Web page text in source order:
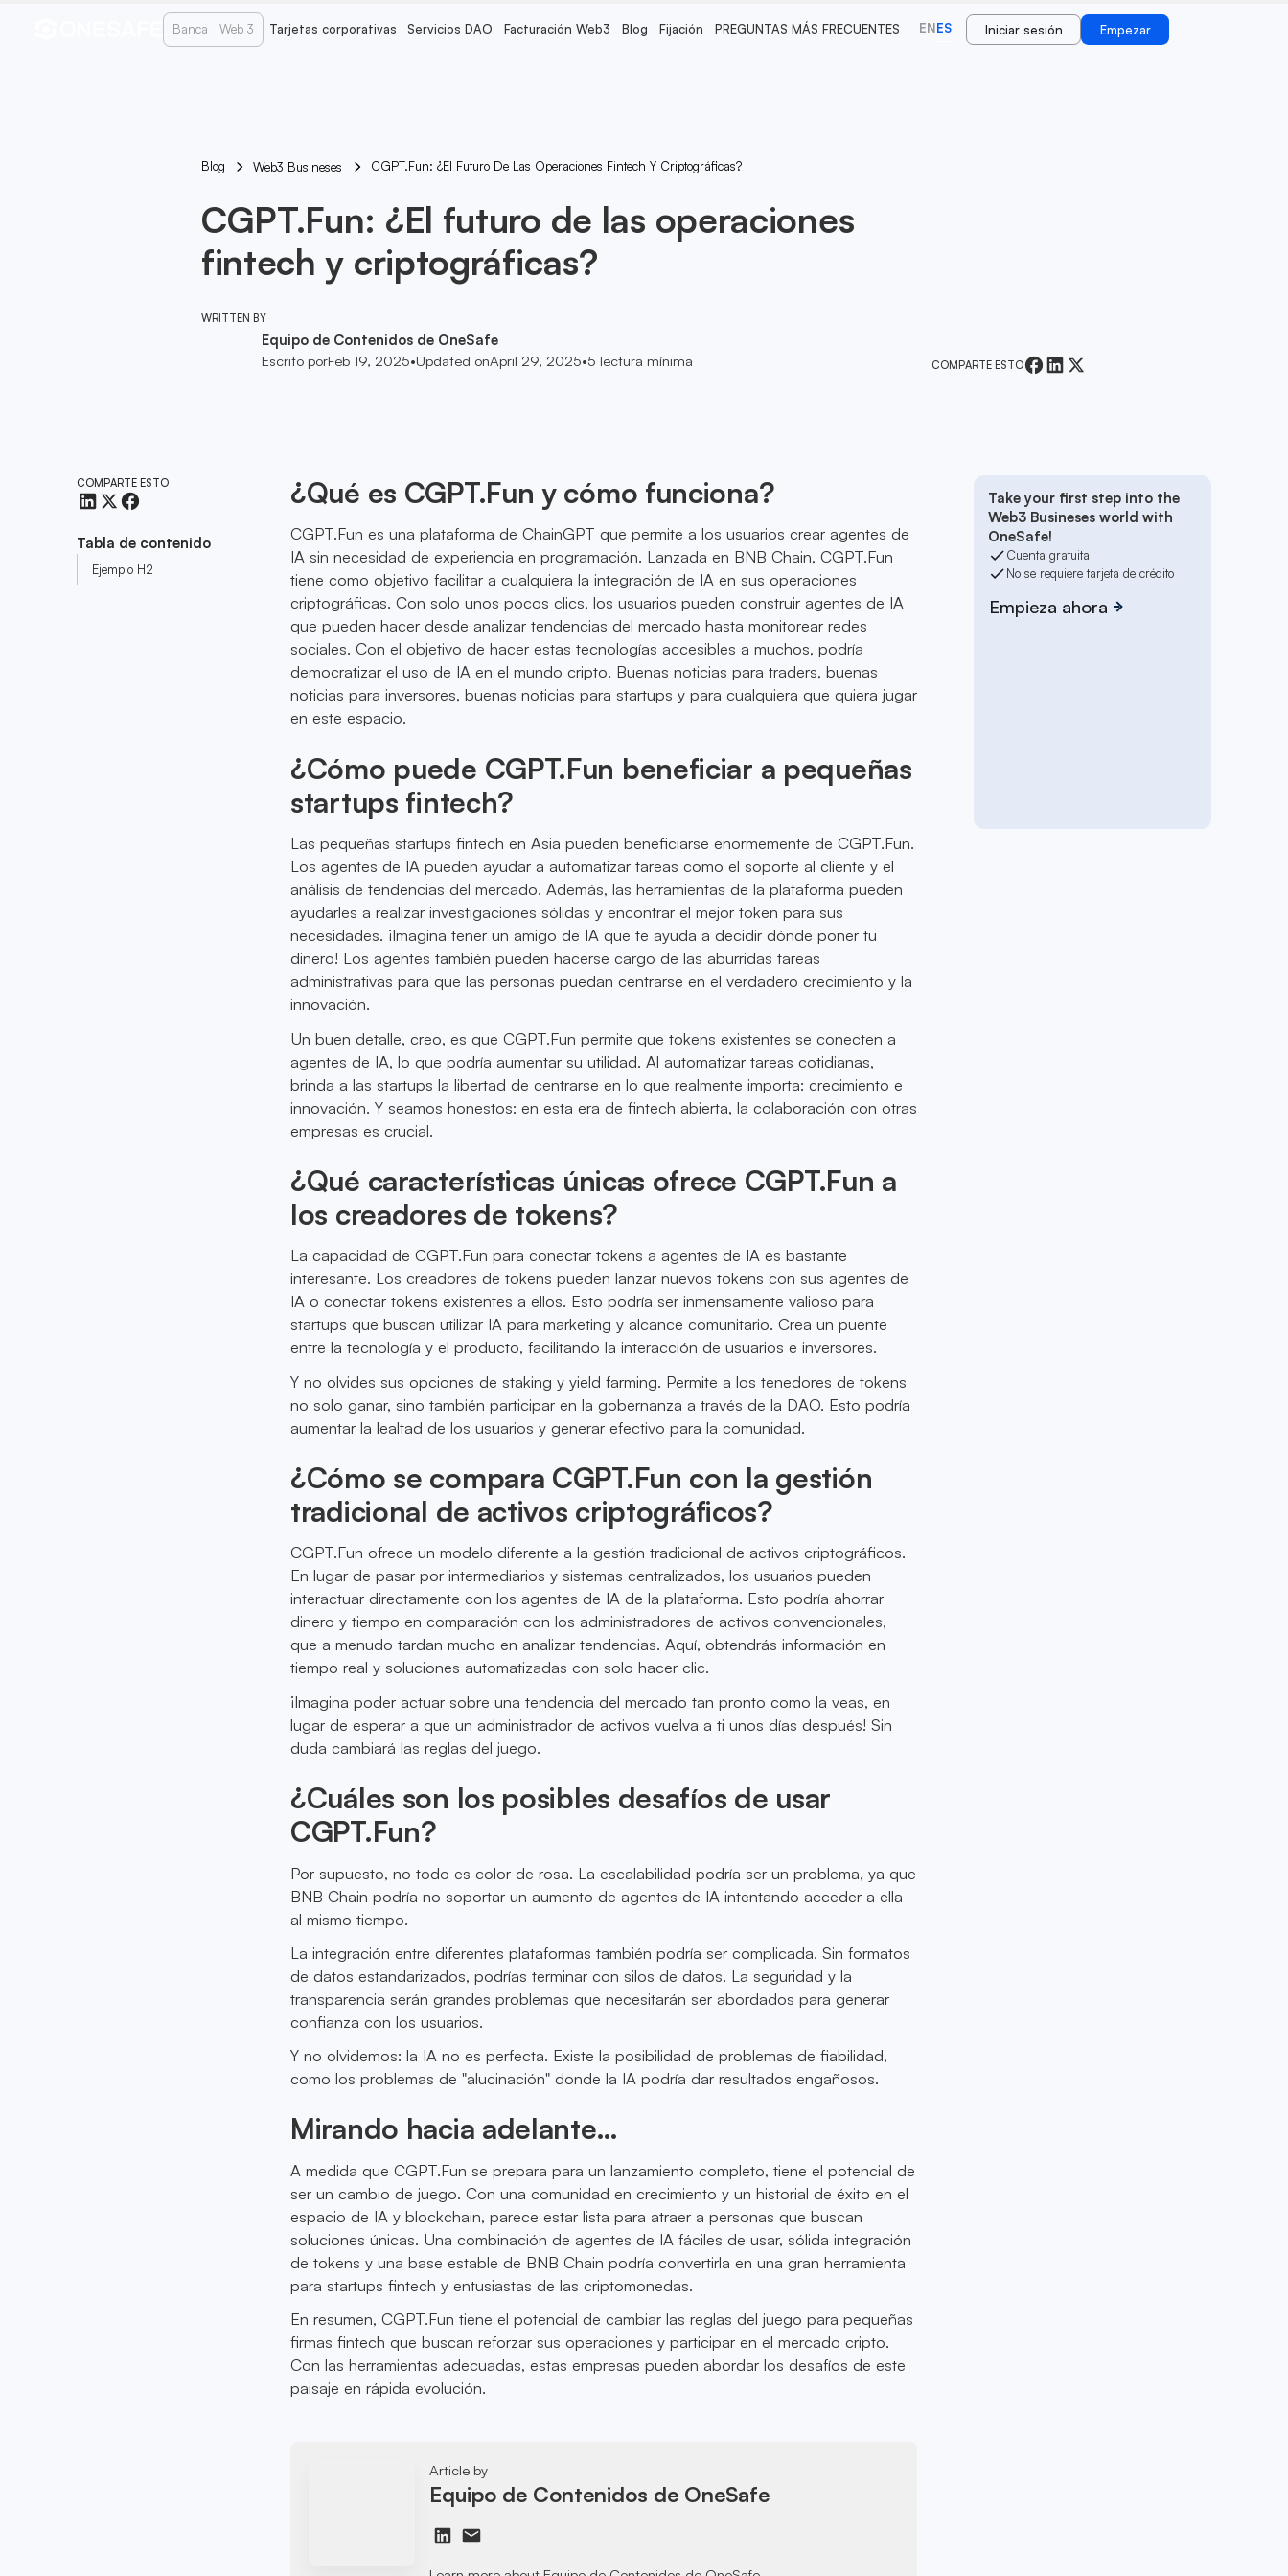
Banca Web 3 Tarjetas corporativas Servicios DAO Facturación Web3 Blog Fijación PREGUNTAS MÁS FRECUENTES ENES Iniciar sesión Empezar
Blog Web3 Busineses CGPT.Fun: ¿El Futuro De Las Operaciones Fintech Y Criptográficas?
CGPT.Fun: ¿El futuro de las operaciones
fintech y criptográficas?
WRITTEN BY
Equipo de Contenidos de OneSafe
Escrito porFeb 19, 2025•Updated onApril 29, 2025•5 lectura mínima COMPARTE ESTO
COMPARTE ESTO
Tabla de contenido
Ejemplo H2
¿Qué es CGPT.Fun y cómo funciona?
CGPT.Fun es una plataforma de ChainGPT que permite a los usuarios crear agentes de
IA sin necesidad de experiencia en programación. Lanzada en BNB Chain, CGPT.Fun
tiene como objetivo facilitar a cualquiera la integración de IA en sus operaciones
criptográficas. Con solo unos pocos clics, los usuarios pueden construir agentes de IA
que pueden hacer desde analizar tendencias del mercado hasta monitorear redes
sociales. Con el objetivo de hacer estas tecnologías accesibles a muchos, podría
democratizar el uso de IA en el mundo cripto. Buenas noticias para traders, buenas
noticias para inversores, buenas noticias para startups y para cualquiera que quiera jugar
en este espacio.
¿Cómo puede CGPT.Fun beneficiar a pequeñas
startups fintech?
Las pequeñas startups fintech en Asia pueden beneficiarse enormemente de CGPT.Fun.
Los agentes de IA pueden ayudar a automatizar tareas como el soporte al cliente y el
análisis de tendencias del mercado. Además, las herramientas de la plataforma pueden
ayudarles a realizar investigaciones sólidas y encontrar el mejor token para sus
necesidades. ¡Imagina tener un amigo de IA que te ayuda a decidir dónde poner tu
dinero! Los agentes también pueden hacerse cargo de las aburridas tareas
administrativas para que las personas puedan centrarse en el verdadero crecimiento y la
innovación.
Un buen detalle, creo, es que CGPT.Fun permite que tokens existentes se conecten a
agentes de IA, lo que podría aumentar su utilidad. Al automatizar tareas cotidianas,
brinda a las startups la libertad de centrarse en lo que realmente importa: crecimiento e
innovación. Y seamos honestos: en esta era de fintech abierta, la colaboración con otras
empresas es crucial.
¿Qué características únicas ofrece CGPT.Fun a
los creadores de tokens?
La capacidad de CGPT.Fun para conectar tokens a agentes de IA es bastante
interesante. Los creadores de tokens pueden lanzar nuevos tokens con sus agentes de
IA o conectar tokens existentes a ellos. Esto podría ser inmensamente valioso para
startups que buscan utilizar IA para marketing y alcance comunitario. Crea un puente
entre la tecnología y el producto, facilitando la interacción de usuarios e inversores.
Y no olvides sus opciones de staking y yield farming. Permite a los tenedores de tokens
no solo ganar, sino también participar en la gobernanza a través de la DAO. Esto podría
aumentar la lealtad de los usuarios y generar efectivo para la comunidad.
¿Cómo se compara CGPT.Fun con la gestión
tradicional de activos criptográficos?
CGPT.Fun ofrece un modelo diferente a la gestión tradicional de activos criptográficos.
En lugar de pasar por intermediarios y sistemas centralizados, los usuarios pueden
interactuar directamente con los agentes de IA de la plataforma. Esto podría ahorrar
dinero y tiempo en comparación con los administradores de activos convencionales,
que a menudo tardan mucho en analizar tendencias. Aquí, obtendrás información en
tiempo real y soluciones automatizadas con solo hacer clic.
¡Imagina poder actuar sobre una tendencia del mercado tan pronto como la veas, en
lugar de esperar a que un administrador de activos vuelva a ti unos días después! Sin
duda cambiará las reglas del juego.
¿Cuáles son los posibles desafíos de usar
CGPT.Fun?
Por supuesto, no todo es color de rosa. La escalabilidad podría ser un problema, ya que
BNB Chain podría no soportar un aumento de agentes de IA intentando acceder a ella
al mismo tiempo.
La integración entre diferentes plataformas también podría ser complicada. Sin formatos
de datos estandarizados, podrías terminar con silos de datos. La seguridad y la
transparencia serán grandes problemas que necesitarán ser abordados para generar
confianza con los usuarios.
Y no olvidemos: la IA no es perfecta. Existe la posibilidad de problemas de fiabilidad,
como los problemas de "alucinación" donde la IA podría dar resultados engañosos.
Mirando hacia adelante…
A medida que CGPT.Fun se prepara para un lanzamiento completo, tiene el potencial de
ser un cambio de juego. Con una comunidad en crecimiento y un historial de éxito en el
espacio de IA y blockchain, parece estar lista para atraer a personas que buscan
soluciones únicas. Una combinación de agentes de IA fáciles de usar, sólida integración
de tokens y una base estable de BNB Chain podría convertirla en una gran herramienta
para startups fintech y entusiastas de las criptomonedas.
En resumen, CGPT.Fun tiene el potencial de cambiar las reglas del juego para pequeñas
firmas fintech que buscan reforzar sus operaciones y participar en el mercado cripto.
Con las herramientas adecuadas, estas empresas pueden abordar los desafíos de este
paisaje en rápida evolución.
Article by
Equipo de Contenidos de OneSafe
Take your first step into the
Web3 Busineses world with
OneSafe!
Cuenta gratuita
No se requiere tarjeta de crédito
Empieza ahora